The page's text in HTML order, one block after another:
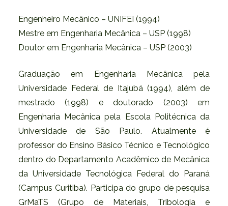
Engenheiro Mecânico – UNIFEI (1994)
Mestre em Engenharia Mecânica – USP (1998)
Doutor em Engenharia Mecânica – USP (2003)
Graduação em Engenharia Mecânica pela
Universidade Federal de Itajubá (1994), além de
mestrado (1998) e doutorado (2003) em
Engenharia Mecânica pela Escola Politécnica da
Universidade de São Paulo. Atualmente é
professor do Ensino Básico Técnico e Tecnológico
dentro do Departamento Acadêmico de Mecânica
da Universidade Tecnológica Federal do Paraná
(Campus Curitiba). Participa do grupo de pesquisa
GrMaTS (Grupo de Materiais, Tribologia e